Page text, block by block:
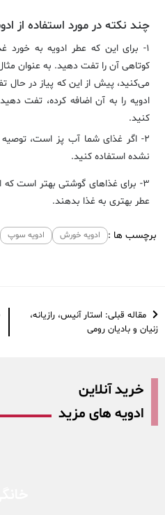
چند نکته در مورد استفاده از
۱- برای این که عطر ادویه به
کوتاهی آن را تفت دهید. به عنوان مثال
می‌کنید، پیش از این که پیاز در حال
ادویه را به آن اضافه کرده، تفت
کنید.
۲- اگر غذای شما آب پز است،
نشده استفاده کنید.
۳- برای غذاهای گوشتی بهتر است که از هل و یا
عطر بهتری به غذا بدهند.
برچسب ها : ادویه خورش ادویه سوپ
مقاله قبلی: استار آنیس، رازیانه،
زنیان و بادیان رومی
خرید آنلاین
ادویه های مزید